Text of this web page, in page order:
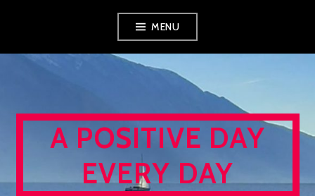
content
MENU
A POSITIVE DAY
EVERY DAY